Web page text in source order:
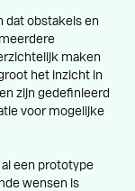
dat obstakels en
maken
het inzicht in
zijn gedefinieerd
voor mogelijke
een prototype
wensen is